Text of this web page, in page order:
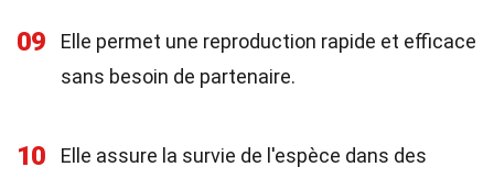
09
Elle permet une reproduction rapide et efficace
sans besoin de partenaire.
10
Elle assure la survie de l'espèce dans des